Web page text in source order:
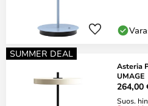
SUMMER DEAL
Asteria
UMAGE
264,00
Suos.